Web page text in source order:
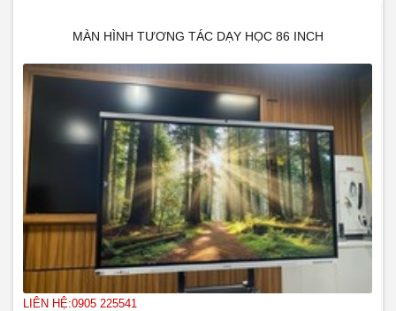
MÀN HÌNH TƯƠNG TÁC DẠY HỌC 86 INCH
LIÊN HỆ:0905 225541